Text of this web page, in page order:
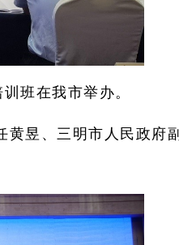
班在我市举办。
昱、三明市人民政府